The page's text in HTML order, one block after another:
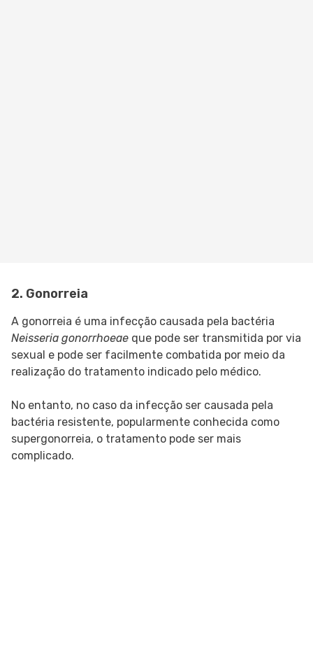
2. Gonorreia
A gonorreia é uma infecção causada pela bactéria
Neisseria gonorrhoeae que pode ser transmitida por via
sexual e pode ser facilmente combatida por meio da
realização do tratamento indicado pelo médico.
No entanto, no caso da infecção ser causada pela
bactéria resistente, popularmente conhecida como
supergonorreia, o tratamento pode ser mais
complicado.